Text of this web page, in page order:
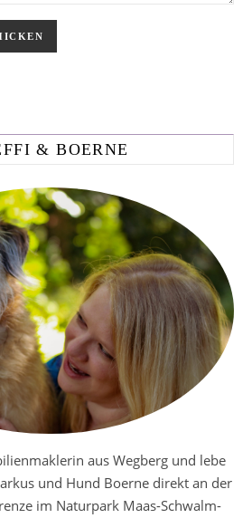
& BOERNE
aus Wegberg und lebe
und Hund Boerne direkt an der
im Naturpark Maas-Schwalm-